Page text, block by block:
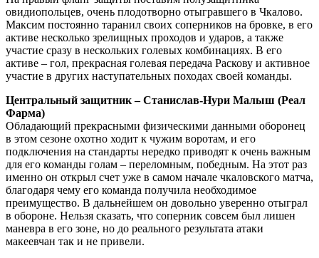
овидиопольцев, очень плодотворно отыгравшего в Чкалово.
Максим постоянно таранил своих соперников на бровке, в его
активе несколько зрелищных проходов и ударов, а также
участие сразу в нескольких голевых комбинациях. В его
активе – гол, прекрасная голевая передача Раскову и активное
участие в других наступательных походах своей команды.
Центральный защитник – Станислав-Нури Малыш (Реал
Фарма)
Обладающий прекрасными физическими данными оборонец
в этом сезоне охотно ходит к чужим воротам, и его
подключения на стандарты нередко приводят к очень важным
для его команды голам – переломным, победным. На этот раз
именно он открыл счет уже в самом начале чкаловского матча,
благодаря чему его команда получила необходимое
преимущество. В дальнейшем он довольно уверенно отыграл
в обороне. Нельзя сказать, что соперник совсем был лишен
маневра в его зоне, но до реального результата атаки
макеевчан так и не привели.